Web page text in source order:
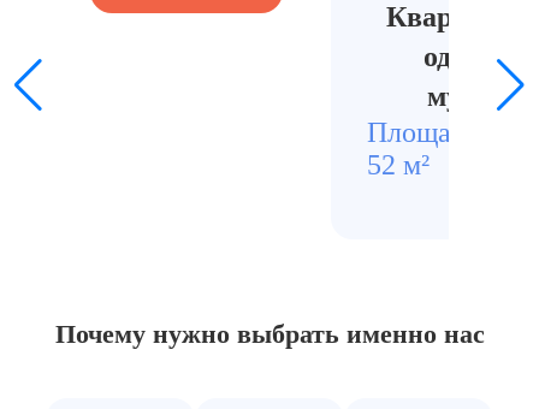
Квартира
Площадь
52 м²
Почему нужно выбрать именно нас